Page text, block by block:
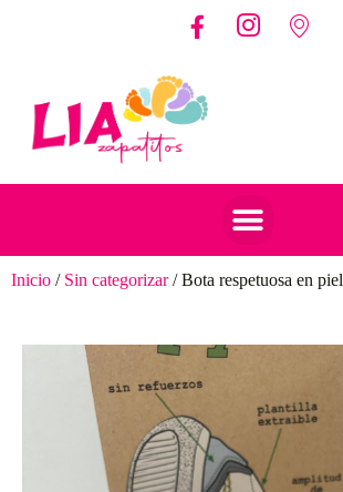
Inicio / Sin categorizar/ Bota respetuosa en piel